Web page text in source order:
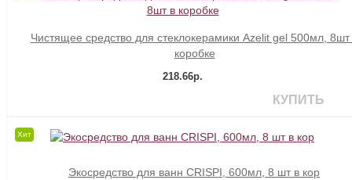
Чистящее средство для стеклокерамики Azelit gel 500мл, 8шт
коробке
218.66р.
КУПИТЬ
Хит
Экосредство для ванн CRISPI, 600мл, 8 шт в кор